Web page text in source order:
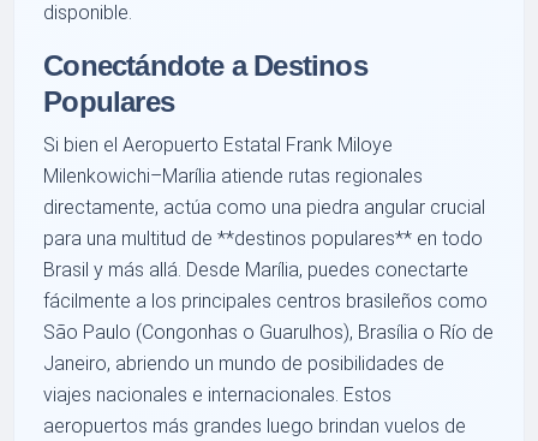
disponible.
Conectándote a Destinos
Populares
Si bien el Aeropuerto Estatal Frank Miloye
Milenkowichi–Marília atiende rutas regionales
directamente, actúa como una piedra angular crucial
para una multitud de **destinos populares** en todo
Brasil y más allá. Desde Marília, puedes conectarte
fácilmente a los principales centros brasileños como
São Paulo (Congonhas o Guarulhos), Brasília o Río de
Janeiro, abriendo un mundo de posibilidades de
viajes nacionales e internacionales. Estos
aeropuertos más grandes luego brindan vuelos de